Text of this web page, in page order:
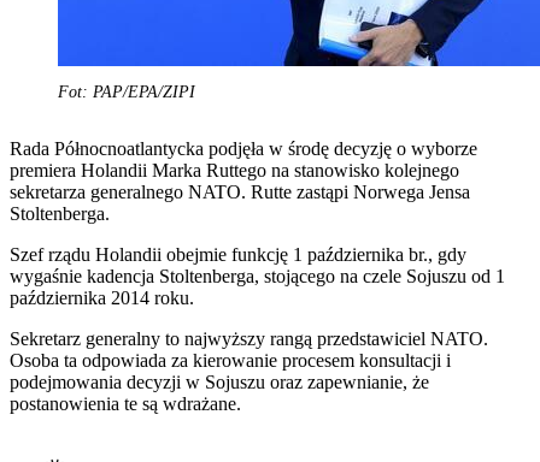
Fot: PAP/EPA/ZIPI
Rada Północnoatlantycka podjęła w środę decyzję o wyborze
premiera Holandii Marka Ruttego na stanowisko kolejnego
sekretarza generalnego NATO. Rutte zastąpi Norwega Jensa
Stoltenberga.
Szef rządu Holandii obejmie funkcję 1 października br., gdy
wygaśnie kadencja Stoltenberga, stojącego na czele Sojuszu od 1
października 2014 roku.
Sekretarz generalny to najwyższy rangą przedstawiciel NATO.
Osoba ta odpowiada za kierowanie procesem konsultacji i
podejmowania decyzji w Sojuszu oraz zapewnianie, że
postanowienia te są wdrażane.